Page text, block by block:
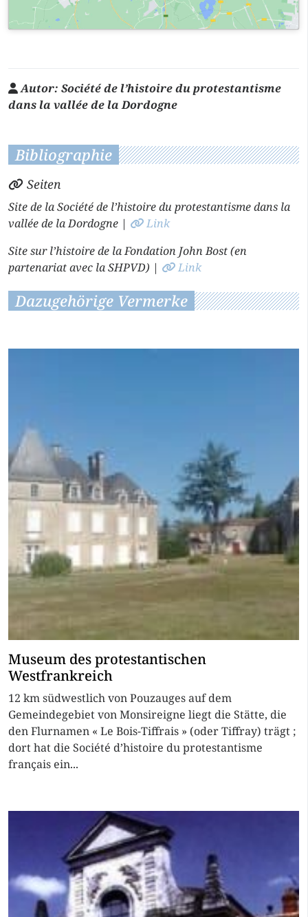
Autor: Société de l’histoire du protestantisme
dans la vallée de la Dordogne
Bibliographie
Seiten
Site de la Société de l’histoire du protestantisme dans la
vallée de la Dordogne |
Link
Site sur l’histoire de la Fondation John Bost (en
partenariat avec la SHPVD) | Link
Dazugehörige Vermerke
Museum des protestantischen
Westfrankreich
12 km südwestlich von Pouzauges auf dem
Gemeindegebiet von Monsireigne liegt die Stätte, die
den Flurnamen « Le Bois-Tiffrais » (oder Tiffray) trägt ;
dort hat die Société d’histoire du protestantisme
français ein...